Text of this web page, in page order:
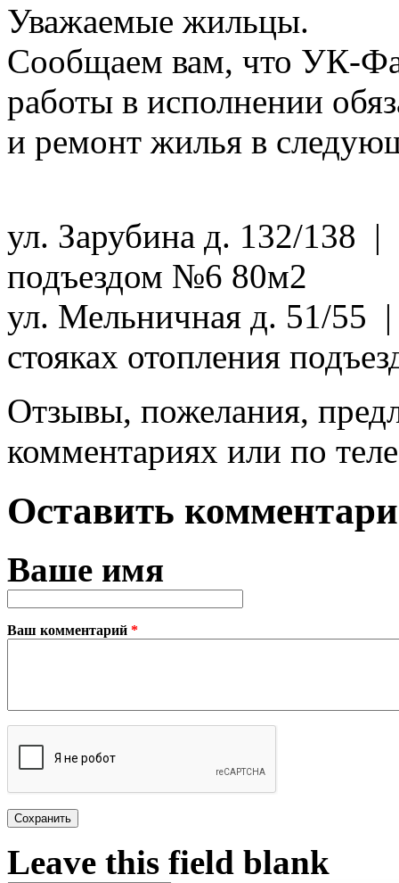
Уважаемые жильцы.
Сообщаем вам, что УК-
работы в исполнении
и ремонт жилья в
ул. Зарубина д. 132/138 |
подъездом №6 80м2
ул. Мельничная д. 51/55
стояках отопления
Отзывы, пожелания,
комментариях или по
Оставить
Ваше имя
Ваш комментарий *
Plain text
Leave this field blank